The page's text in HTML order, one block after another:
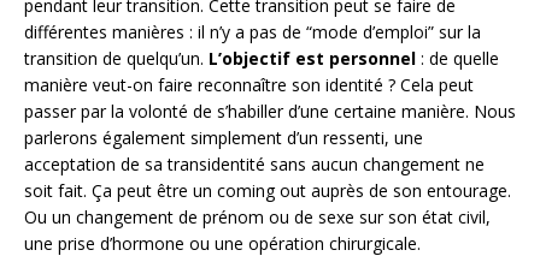
pendant leur transition. Cette transition peut se faire de
différentes manières : il n’y a pas de “mode d’emploi” sur la
transition de quelqu’un. L’objectif est personnel : de quelle
manière veut-on faire reconnaître son identité ? Cela peut
passer par la volonté de s’habiller d’une certaine manière. Nous
parlerons également simplement d’un ressenti, une
acceptation de sa transidentité sans aucun changement ne
soit fait. Ça peut être un coming out auprès de son entourage.
Ou un changement de prénom ou de sexe sur son état civil,
une prise d’hormone ou une opération chirurgicale.